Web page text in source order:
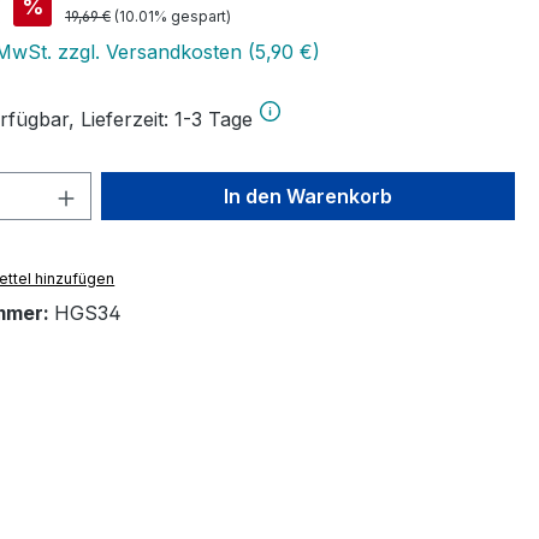
% Regulärer Preis:
19,69 € (10.01% gespart)
zzgl. Versandkosten (5,90 €)
Lieferzeit: 1-3 Tage
Anzahl: Gib den gewünschten Wert
In den Warenkorb
hinzufügen
HGS34